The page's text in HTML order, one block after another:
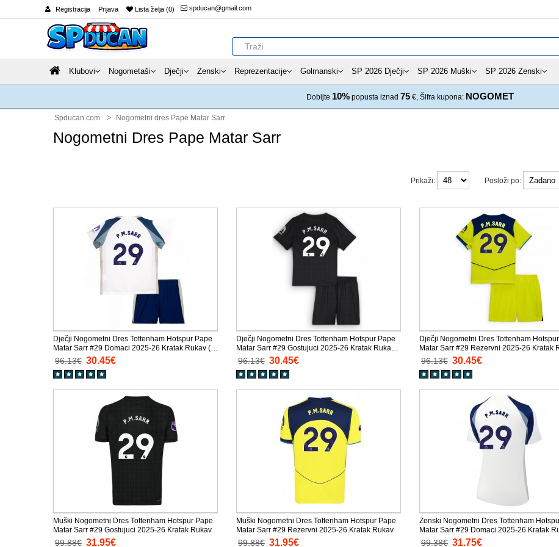
Registracija Prijava Lista želja (0) spducan@gmail.com
Klubovi Nogometaši Dječji Zenski Reprezentacije Golmanski SP 2026 Dječji SP 2026 Muški SP 2026 Zenski
Dobijte 10% popusta iznad 75 €, Šifra kupona: NOGOMET
Spducan.com Nogometni dres Pape Matar Sarr
Nogometni Dres Pape Matar Sarr
Posloži po:
Prikaži:
Dječji Nogometni Dres Tottenham Hotspur Pape
Matar Sarr #29 Domaci 2025-26 Kratak Rukav (+
Kratke hlače)
96.13€ 30.45€
Dječji Nogometni Dres Tottenham Hotspur Pape
Matar Sarr #29 Gostujuci 2025-26 Kratak Rukav
(+ Kratke hlače)
96.13€ 30.45€
Dječji Nogometni Dres Tottenham
Matar Sarr #29 Rezervni 2025-26 Kratak
(+ Kratke hlače)
96.13€ 30.45€
Muški Nogometni Dres Tottenham Hotspur Pape
Matar Sarr #29 Gostujuci 2025-26 Kratak Rukav
99.88€ 31.95€
Muški Nogometni Dres Tottenham Hotspur Pape
Matar Sarr #29 Rezervni 2025-26 Kratak Rukav
99.88€ 31.95€
Zenski Nogometni Dres Tottenham
Matar Sarr #29 Domaci 2025-26 Kratak
99.38€ 31.75€